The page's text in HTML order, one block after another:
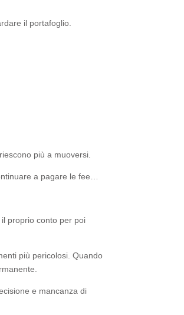
il portafoglio.
più a muoversi.
a pagare le fee…
proprio conto per poi
più pericolosi. Quando
e mancanza di